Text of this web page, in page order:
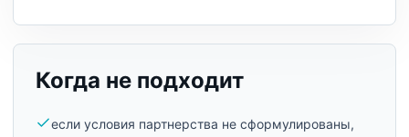
Когда не подходит
если условия партнерства не сформулированы,